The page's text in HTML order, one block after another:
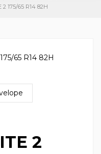
175/65 R14 82H
2